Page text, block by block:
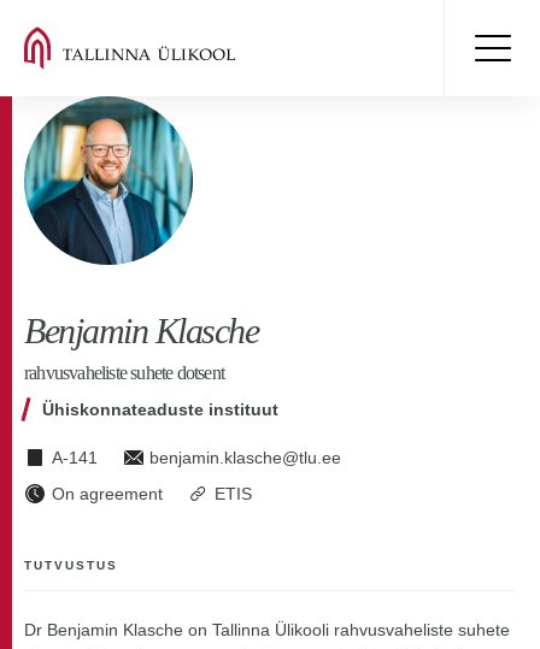
Benjamin Klasche
rahvusvaheliste suhete dotsent
Ühiskonnateaduste instituut
A-141
benjamin.klasche@tlu.ee
On agreement
ETIS
TUTVUSTUS
Dr Benjamin Klasche on Tallinna Ülikooli rahvusvaheliste suhete